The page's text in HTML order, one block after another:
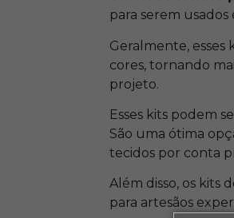
para serem
Geralmente,
cores, tornando
projeto.
Esses kits podem
São uma ótima
tecidos por conta
Além disso, os kits
para artesãos